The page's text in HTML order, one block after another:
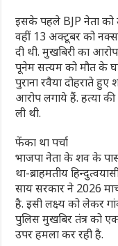
इसके पहले BJP नेता को
वहीं 13 अक्टूबर को
दी थी. मुखबिरी का
पूनेम सत्यम को मौत के
पुराना रवैया दोहराते
आरोप लगाये हैं. हत्या की
ली थी.
फेंका था पर्चा
भाजपा नेता के शव के
था-ब्राहमतीय
साय सरकार ने 2026
है. इसी लक्ष्य को लेकर
पुलिस मुखबिर तंत्र को
उपर हमला कर रही है.